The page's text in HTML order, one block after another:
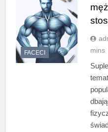
FACECI
mins